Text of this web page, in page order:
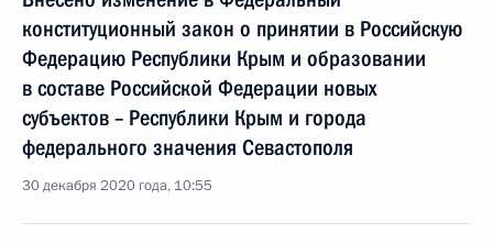
конституционный закон о принятии в Российскую
Федерацию Республики Крым и образовании
в составе Российской Федерации новых
субъектов – Республики Крым и города
федерального значения Севастополя
30 декабря 2020 года, 10:55